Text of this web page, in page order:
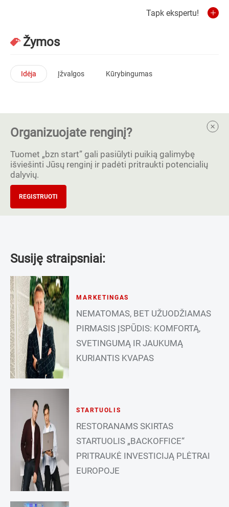
Tapk ekspertu!
Žymos
Idėja Įžvalgos Kūrybingumas
Organizuojate renginį?
Tuomet „bzn start” gali pasiūlyti puikią galimybę
išviešinti Jūsų renginį ir padėti pritraukti potencialių
dalyvių.
REGISTRUOTI
Susiję straipsniai:
MARKETINGAS
NEMATOMAS, BET UŽUODŽIAMAS
PIRMASIS ĮSPŪDIS: KOMFORTĄ,
SVETINGUMĄ IR JAUKUMĄ
KURIANTIS KVAPAS
STARTUOLIS
RESTORANAMS SKIRTAS
STARTUOLIS „BACKOFFICE“
PRITRAUKĖ INVESTICIJĄ PLĖTRAI
EUROPOJE